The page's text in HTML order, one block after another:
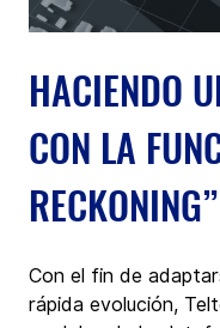
HACIENDO
CON LA
RECKONING”
Con el fin de
rápida evolución,